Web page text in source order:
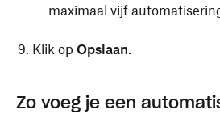
maximaal vijf
Klik op Opslaan.
Zo voeg je een